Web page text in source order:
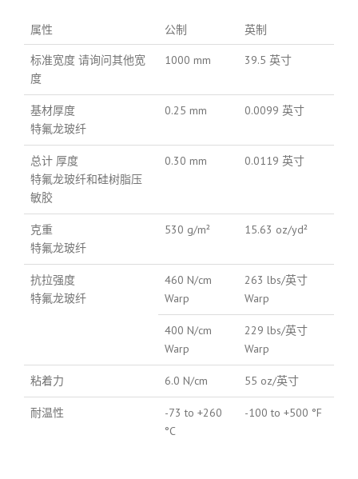
属性 公制 英制
标准宽度 请询问其他宽
度
1000 mm 39.5 英寸
基材厚度
特氟龙玻纤
0.25 mm 0.0099 英寸
总计 厚度
特氟龙玻纤和硅树脂压
敏胶
0.30 mm 0.0119 英寸
克重
特氟龙玻纤
530 g/m² 15.63 oz/yd²
抗拉强度
特氟龙玻纤
460 N/cm
Warp
263 lbs/英寸
Warp
400 N/cm
Warp
229 lbs/英寸
Warp
粘着力 6.0 N/cm 55 oz/英寸
耐温性
-73 to +260
°C
-100 to +500 °F